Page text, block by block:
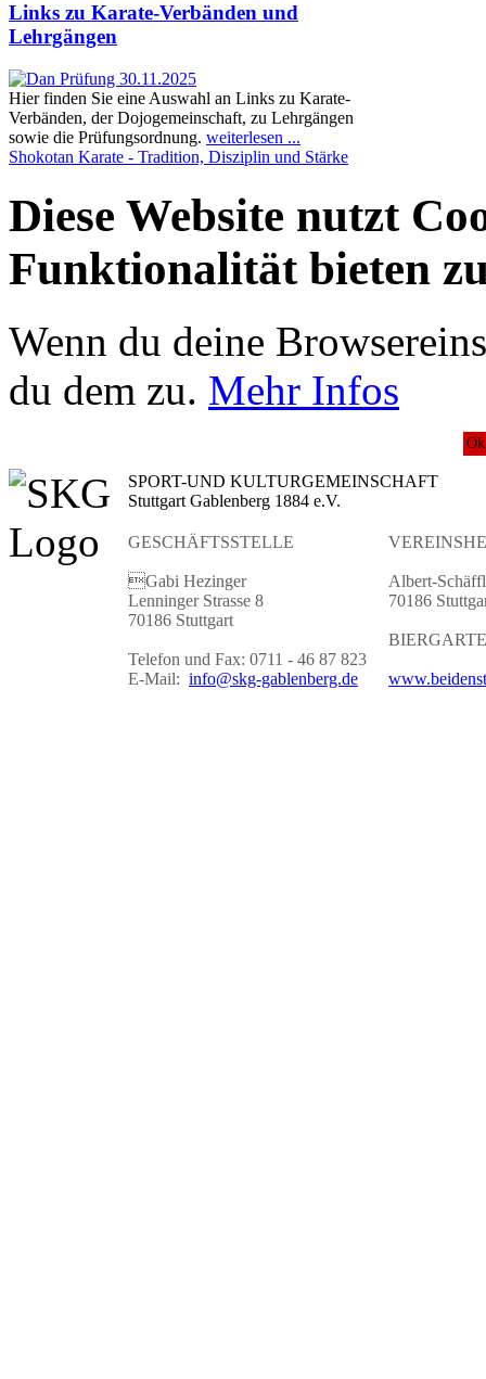
Links zu Karate-Verbänden und
Lehrgängen
Hier finden Sie eine Auswahl an Links zu Karate-
Verbänden, der Dojogemeinschaft, zu Lehrgängen
sowie die Prüfungsordnung. weiterlesen ...
Shokotan Karate - Tradition, Disziplin und Stärke
Diese Website nutzt
Funktionalität bieten
Wenn du deine
du dem zu. Mehr Infos
SPORT-UND KULTURGEMEINSCHAFT
Stuttgart Gablenberg 1884 e.V.
GESCHÄFTSSTELLE
Gabi Hezinger
Lenninger Strasse 8
70186 Stuttgart
Telefon und Fax: 0711 - 46 87 823
E-Mail: info@skg-gablenberg.de
Albert-
70186